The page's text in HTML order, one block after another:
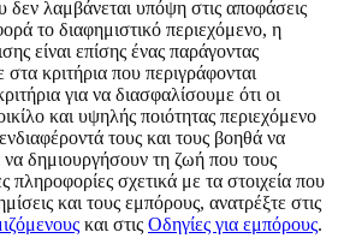
δεν λαμβάνεται υπόψη στις αποφάσεις
το διαφημιστικό περιεχόμενο, η
είναι επίσης ένας παράγοντας
κριτήρια που περιγράφονται
για να διασφαλίσουμε ότι οι
και υψηλής ποιότητας περιεχόμενο
τους και τους βοηθά να
δημιουργήσουν τη ζωή που τους
πληροφορίες σχετικά με τα στοιχεία που
και τους εμπόρους, ανατρέξτε στις
και στις Οδηγίες για εμπόρους.